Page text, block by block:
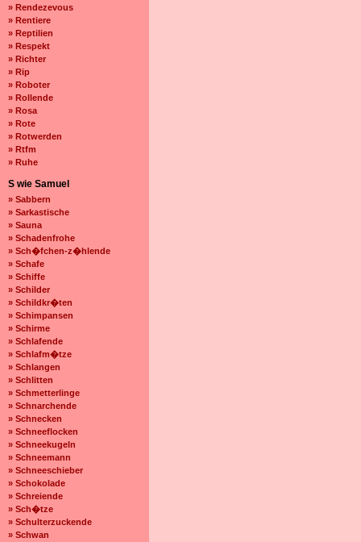
» Rendezevous
» Rentiere
» Reptilien
» Respekt
» Richter
» Rip
» Roboter
» Rollende
» Rosa
» Rote
» Rotwerden
» Rtfm
» Ruhe
S wie Samuel
» Sabbern
» Sarkastische
» Sauna
» Schadenfrohe
» Sch�fchen-z�hlende
» Schafe
» Schiffe
» Schilder
» Schildkr�ten
» Schimpansen
» Schirme
» Schlafende
» Schlafm�tze
» Schlangen
» Schlitten
» Schmetterlinge
» Schnarchende
» Schnecken
» Schneeflocken
» Schneekugeln
» Schneemann
» Schneeschieber
» Schokolade
» Schreiende
» Sch�tze
» Schulterzuckende
» Schwan